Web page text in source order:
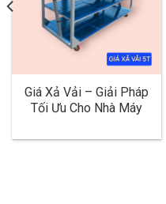
Giá Xả Vải – Giải Pháp
Tối Ưu Cho Nhà Máy